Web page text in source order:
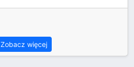
Zobacz więcej